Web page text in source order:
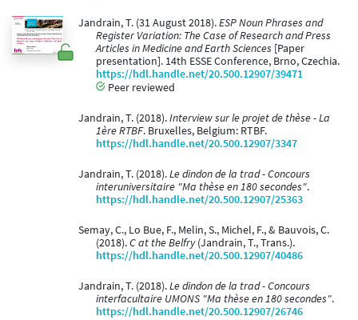
Jandrain, T. (31 August 2018).ESP Noun Phrases and
Register Variation: The Case of Research and Press
Articles in Medicine and Earth Sciences [Paper
presentation]. 14th ESSE Conference, Brno, Czechia.
https://hdl.handle.net/20.500.12907/39471
Peer reviewed
Jandrain, T. (2018).Interview sur le projet de thèse - La
1ère RTBF. Bruxelles, Belgium: RTBF.
https://hdl.handle.net/20.500.12907/3347
Jandrain, T. (2018).Le dindon de la trad - Concours
interuniversitaire "Ma thèse en 180 secondes".
https://hdl.handle.net/20.500.12907/25363
Semay, C., Lo Bue, F., Melin, S., Michel, F., & Bauvois, C.
(2018).C at the Belfry(Jandrain, T., Trans.).
https://hdl.handle.net/20.500.12907/40486
Jandrain, T. (2018).Le dindon de la trad - Concours
interfacultaire UMONS "Ma thèse en 180 secondes".
https://hdl.handle.net/20.500.12907/26746